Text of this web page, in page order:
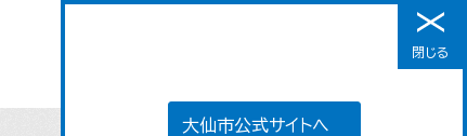
メニュー
大仙市公式サイトへ
閉じる